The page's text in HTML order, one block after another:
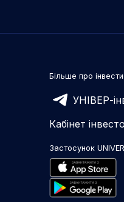
Більше про
УНІВЕР-
Кабінет
Застосунок UNIVER